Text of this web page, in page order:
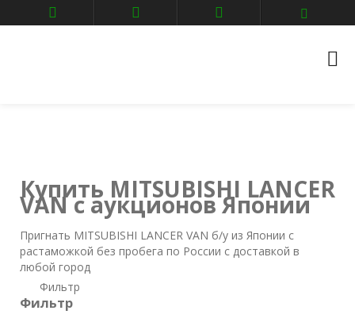
Главная
Авто аукционы
Купить MITSUBISHI LANCER
VAN с аукционов Японии
Пригнать MITSUBISHI LANCER VAN б/у из Японии с
растаможкой без пробега по России с доставкой в
любой город
Фильтр
Фильтр